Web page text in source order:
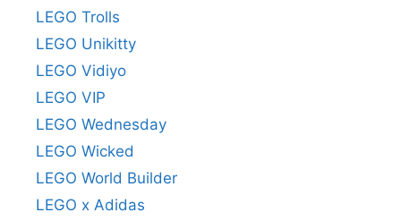
LEGO Trolls
LEGO Unikitty
LEGO Vidiyo
LEGO VIP
LEGO Wednesday
LEGO Wicked
LEGO World Builder
LEGO x Adidas